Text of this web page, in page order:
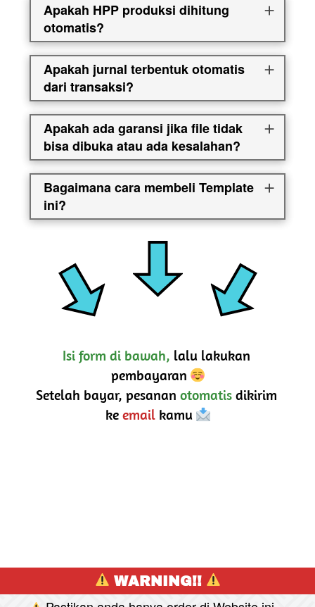
Apakah HPP produksi dihitung
otomatis?
Apakah jurnal terbentuk otomatis
dari transaksi?
Apakah ada garansi jika file tidak
bisa dibuka atau ada kesalahan?
Bagaimana cara membeli Template
ini?
Isi form di bawah, lalu lakukan
pembayaran
Setelah bayar, pesanan otomatis dikirim
ke email kamu
WARNING!!